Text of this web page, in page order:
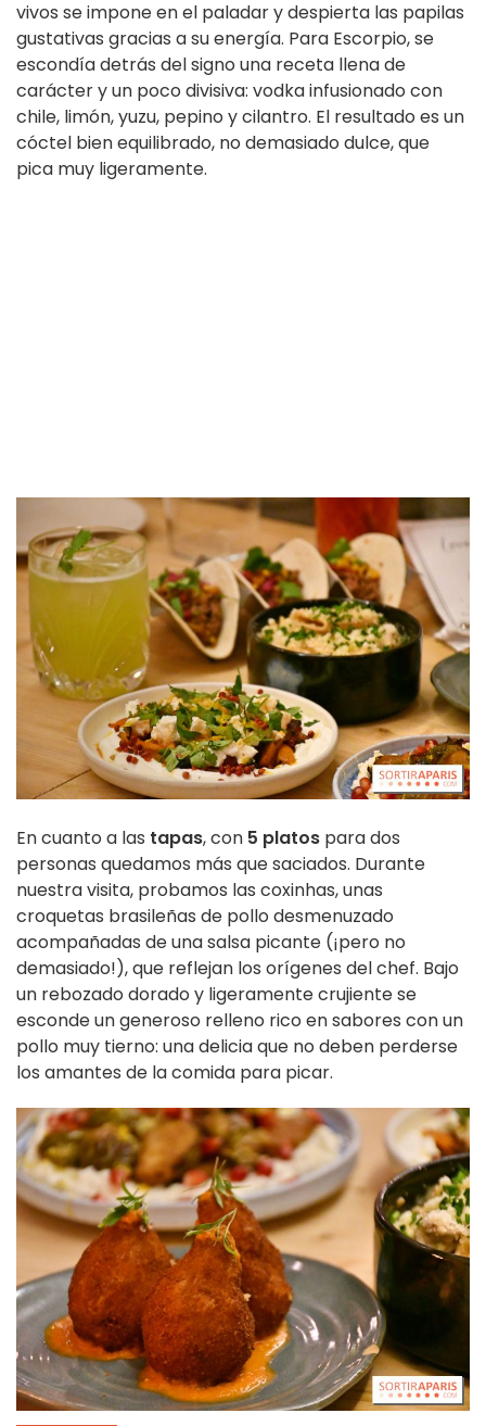
vivos se impone en el paladar y despierta las papilas
gustativas gracias a su energía. Para Escorpio, se
escondía detrás del signo una receta llena de
carácter y un poco divisiva: vodka infusionado con
chile, limón, yuzu, pepino y cilantro. El resultado es un
cóctel bien equilibrado, no demasiado dulce, que
pica muy ligeramente.
En cuanto a las tapas, con 5 platos para dos
personas quedamos más que saciados. Durante
nuestra visita, probamos las coxinhas, unas
croquetas brasileñas de pollo desmenuzado
acompañadas de una salsa picante (¡pero no
demasiado!), que reflejan los orígenes del chef. Bajo
un rebozado dorado y ligeramente crujiente se
esconde un generoso relleno rico en sabores con un
pollo muy tierno: una delicia que no deben perderse
los amantes de la comida para picar.